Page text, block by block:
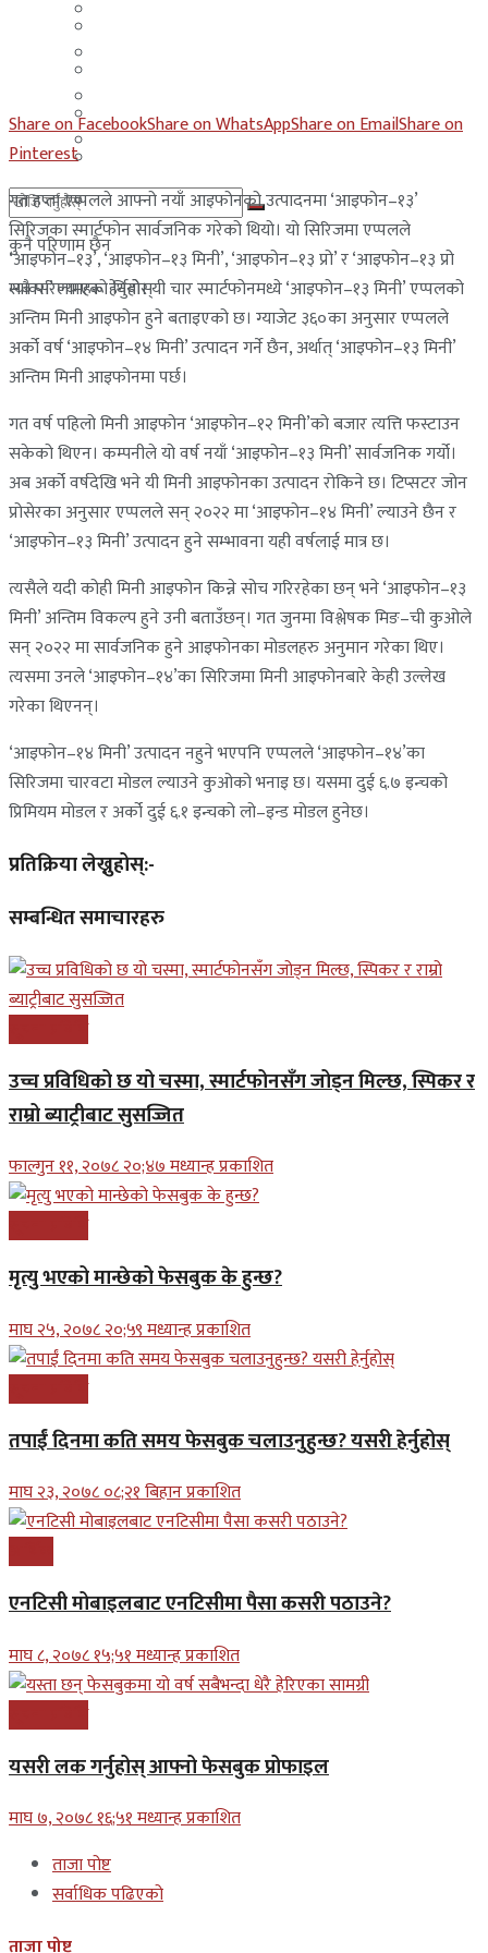
साउदी अरब
कुनै परिणाम छैन
सबै परिणामहरू हेर्नुहोस्
युएई
साउदी अरब
Share on FacebookShare on WhatsAppShare on EmailShare on
Pinterest
गत हप्ता एप्पलले आफ्नो नयाँ आइफोनको उत्पादनमा ‘आइफोन–१३’
सिरिजका स्मार्टफोन सार्वजनिक गरेको थियो। यो सिरिजमा एप्पलले
‘आइफोन–१३’, ‘आइफोन–१३ मिनी’, ‘आइफोन–१३ प्रो’ र ‘आइफोन–१३ प्रो
म्याक्स’ ल्याएको थियो। यी चार स्मार्टफोनमध्ये ‘आइफोन–१३ मिनी’ एप्पलको
अन्तिम मिनी आइफोन हुने बताइएको छ। ग्याजेट ३६०का अनुसार एप्पलले
अर्को वर्ष ‘आइफोन–१४ मिनी’ उत्पादन गर्ने छैन, अर्थात् ‘आइफोन–१३ मिनी’
अन्तिम मिनी आइफोनमा पर्छ।
गत वर्ष पहिलो मिनी आइफोन ‘आइफोन–१२ मिनी’को बजार त्यत्ति फस्टाउन
सकेको थिएन। कम्पनीले यो वर्ष नयाँ ‘आइफोन–१३ मिनी’ सार्वजनिक गर्यो।
अब अर्को वर्षदेखि भने यी मिनी आइफोनका उत्पादन रोकिने छ। टिप्सटर जोन
प्रोसेरका अनुसार एप्पलले सन् २०२२ मा ‘आइफोन–१४ मिनी’ ल्याउने छैन र
‘आइफोन–१३ मिनी’ उत्पादन हुने सम्भावना यही वर्षलाई मात्र छ।
त्यसैले यदी कोही मिनी आइफोन किन्ने सोच गरिरहेका छन् भने ‘आइफोन–१३
मिनी’ अन्तिम विकल्प हुने उनी बताउँछन्। गत जुनमा विश्लेषक मिङ–ची कुओले
सन् २०२२ मा सार्वजनिक हुने आइफोनका मोडलहरु अनुमान गरेका थिए।
त्यसमा उनले ‘आइफोन–१४’का सिरिजमा मिनी आइफोनबारे केही उल्लेख
गरेका थिएनन्।
‘आइफोन–१४ मिनी’ उत्पादन नहुने भएपनि एप्पलले ‘आइफोन–१४’का
सिरिजमा चारवटा मोडल ल्याउने कुओको भनाइ छ। यसमा दुई ६.७ इन्चको
प्रिमियम मोडल र अर्को दुई ६.१ इन्चको लो–इन्ड मोडल हुनेछ।
प्रतिक्रिया लेख्नुहोस्:-
सम्बन्धित समाचारहरु
उच्च प्रविधिको छ यो चस्मा, स्मार्टफोनसँग जोड्न मिल्छ, स्पिकर र
राम्रो ब्याट्रीबाट सुसज्जित
फाल्गुन ११, २०७८ २०;४७ मध्यान्ह प्रकाशित
मृत्यु भएको मान्छेको फेसबुक के हुन्छ?
माघ २५, २०७८ २०;५९ मध्यान्ह प्रकाशित
तपाईं दिनमा कति समय फेसबुक चलाउनुहुन्छ? यसरी हेर्नुहोस्
माघ २३, २०७८ ०८;२१ बिहान प्रकाशित
एनटिसी मोबाइलबाट एनटिसीमा पैसा कसरी पठाउने?
माघ ८, २०७८ १५;५१ मध्यान्ह प्रकाशित
यसरी लक गर्नुहोस् आफ्नो फेसबुक प्रोफाइल
माघ ७, २०७८ १६;५१ मध्यान्ह प्रकाशित
ताजा पोष्ट
सर्वाधिक पढिएको